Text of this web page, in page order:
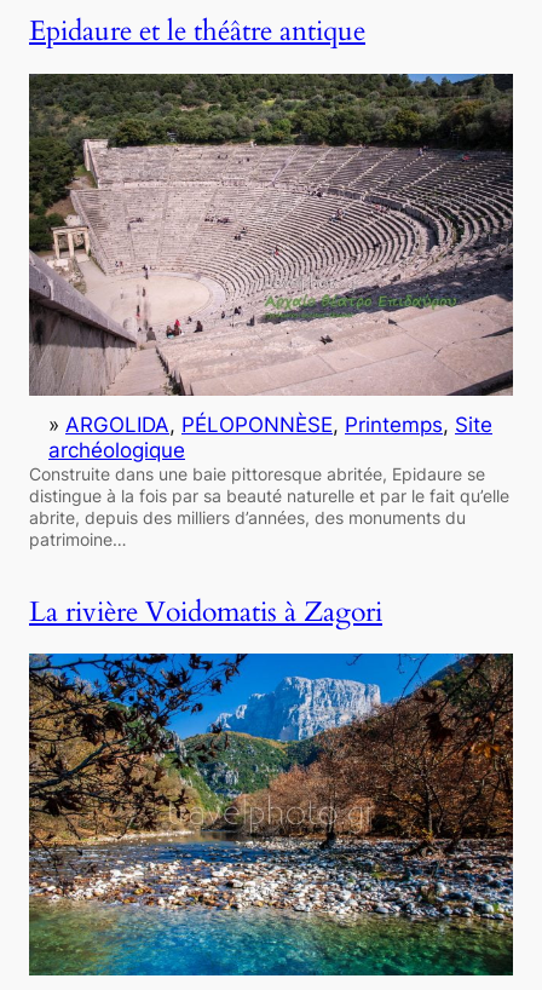
Epidaure et le théâtre antique
» ARGOLIDA, PÉLOPONNÈSE, Printemps, Site
archéologique
Construite dans une baie pittoresque abritée, Epidaure se
distingue à la fois par sa beauté naturelle et par le fait qu’elle
abrite, depuis des milliers d’années, des monuments du
patrimoine…
La rivière Voidomatis à Zagori